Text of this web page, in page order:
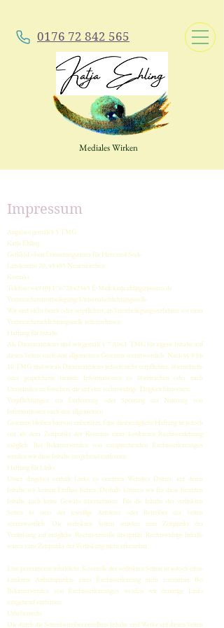
0176 72 842 565
Mediales Wirken
Impressum
Angaben gemäß § 5 TMG
Katja Ehling
GefühlsLeben Erinnerungsraum für Herz und Seele
Landersum 20, 48485 Neuenkirchen
Kontakt
Telefon: +49 (0) 17672842565 E-Mail: katja.ehling@posteo.de
Verbraucherstreitbeilegung/Universalschlichtungsstelle
Wir sind nicht bereit oder verpflichtet, an Streitbeilegungsverfahren vor einer
Verbraucherschlichtungsstelle teilzunehmen.
Haftung für Inhalte
Als Diensteanbieter sind wir gemäß § 7 Abs.1 TMG für eigene Inhalte auf
diesen Seiten nach den allgemeinen Gesetzen verantwortlich. Nach §§ 8 bis
10 TMG sind wir als Diensteanbieter jedoch nicht verpflichtet, übermittelte
oder gespeicherte fremde Informationen zu überwachen oder nach
Umständen zu forschen, die auf eine rechtswidrige Tätigkeit hinweisen.
Verpflichtungen zur Entfernung oder Sperrung der Nutzung von
Informationen nach den allgemeinen
Gesetzen bleiben hiervon unberührt. Eine diesbezügliche Haftung ist jedoch
erst ab dem Zeitpunkt der Kenntnis einer konkreten Rechtsverletzung
möglich. Bei Bekanntwerden von entsprechenden Rechtsverletzungen
werden wir diese Inhalte umgehend entfernen.
Haftung für Links
Unser Angebot enthält Links zu externen Websites Dritter, auf deren
Inhalte wir keinen Einfluss haben. Deshalb können wir für diese fremden
Inhalte auch keine Gewähr übernehmen. Für die Inhalte der verlinkten
Seiten ist stets der jeweilige Anbieter oder Betreiber der Seiten
verantwortlich. Die verlinkten Seiten wurden zum Zeitpunkt der
Verlinkung auf mögliche Rechtsverstöße überprüft. Rechtswidrige Inhalte
waren zum Zeitpunkt der Verlinkung nicht erkennbar.
Eine permanente inhaltliche Kontrolle der verlinkten Seiten ist jedoch ohne
konkrete Anhaltspunkte einer Rechtsverletzung nicht zumutbar. Bei
Bekanntwerden von Rechtsverletzungen werden wir derartige Links
umgehend entfernen.
Urheberrecht
Die durch die Seitenbetreiber erstellten Inhalte und Werke auf diesen Seiten